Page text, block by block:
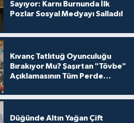
Sayıyor: Karnı Burnunda İlk
Pozlar Sosyal Medyayı Salladı!
Kıvanç Tatlıtuğ Oyunculuğu
Bırakıyor Mu? Şaşırtan "Tövbe"
Açıklamasının Tüm Perde
Düğünde Altın Yağan Çift